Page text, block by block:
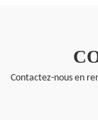
Contactez-nous en